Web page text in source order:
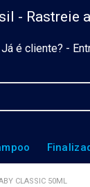
- Rastreie
Já é cliente? -
CLASSIC 50ML